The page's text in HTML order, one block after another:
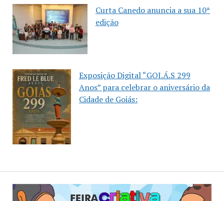
Curta Canedo anuncia a sua 10ª
edição
Exposição Digital “GOI.Á.S 299
Anos” para celebrar o aniversário da
Cidade de Goiás: